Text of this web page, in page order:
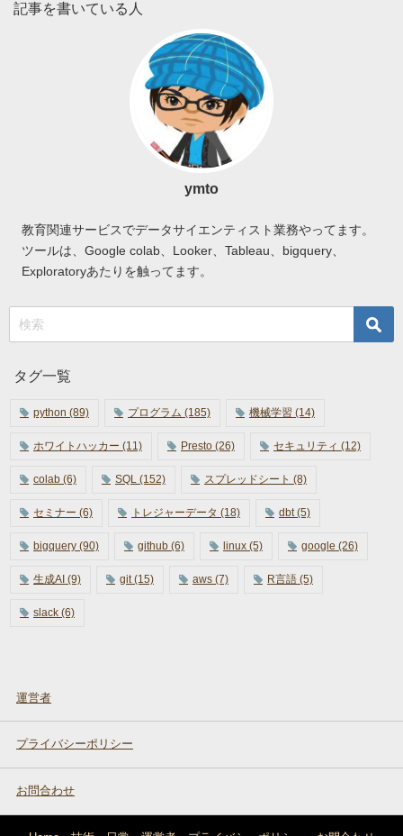
記事を書いている人
ymto
教育関連サービスでデータサイエンティスト業務やってます。
ツールは、Google colab、Looker、Tableau、bigquery、
Exploratoryあたりを触ってます。
タグ一覧
python (89) プログラム (185) 機械学習 (14)
ホワイトハッカー (11) Presto (26) セキュリティ (12)
colab (6) SQL (152) スプレッドシート (8)
セミナー (6) トレジャーデータ (18) dbt (5)
bigquery (90) github (6) linux (5) google (26)
生成AI (9) git (15) aws (7) R言語 (5)
slack (6)
運営者
プライバシーポリシー
お問合わせ